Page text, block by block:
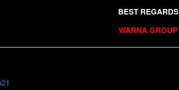
BEST REGARDS
WARNA GROUP